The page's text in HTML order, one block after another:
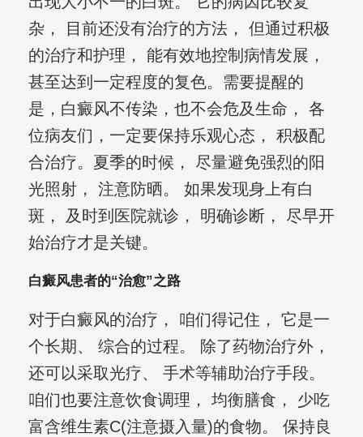
杂， 目前还没有治疗的方法， 但通过积极
的治疗和护理， 能有效地控制病情发展，
甚至达到一定程度的复色。需要提醒的
是，白癜风不传染，也不会危及生命， 各
位病友们，一定要保持乐观心态， 积极配
合治疗。夏季的时候， 尽量避免强烈的阳
光照射， 注意防晒。 如果发现身上有白
斑， 及时到医院就诊， 明确诊断， 尽早开
始治疗才是关键。
白癜风患者的“治愈”之路
对于白癜风的治疗， 咱们得记住， 它是一
个长期、 综合的过程。 除了药物治疗外，
还可以采取光疗、 手术等辅助治疗手段。
咱们也要注意饮食调理， 均衡膳食， 少吃
富含维生素C(注意摄入量)的食物。 保持良